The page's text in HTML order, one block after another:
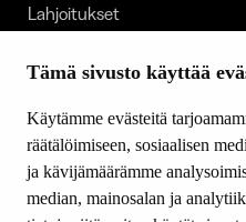
Tämä sivusto käyttää
Käytämme evästeitä
räätälöimiseen, sosiaalisen
ja kävijämäärämme
median, mainosalan ja
Lahjoitukset
Ajankohtaista
Yhteystiedot
SEURAA MEITÄ